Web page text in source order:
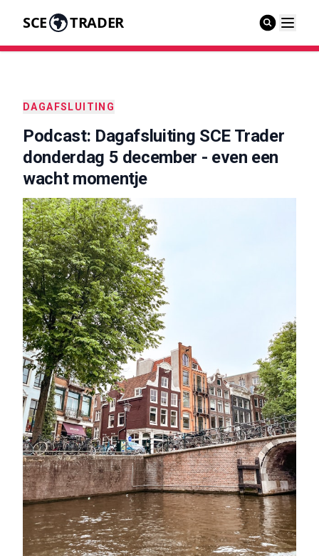
SCE TRADER
DAGAFSLUITING
Podcast: Dagafsluiting SCE Trader
donderdag 5 december - even een
wacht momentje